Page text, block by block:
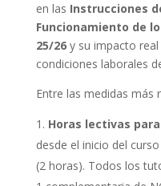
en las Instrucciones
Funcionamiento de
25/26y su impacto real
condiciones laborales
Entre las medidas más
Horas lectivas
desde el inicio del
(2 horas). Todos los